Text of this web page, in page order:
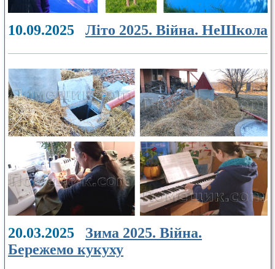
10.09.2025 Літо 2025. Війна. НеШкола
20.03.2025 Зима 2025. Війна.
Бережемо кукуху